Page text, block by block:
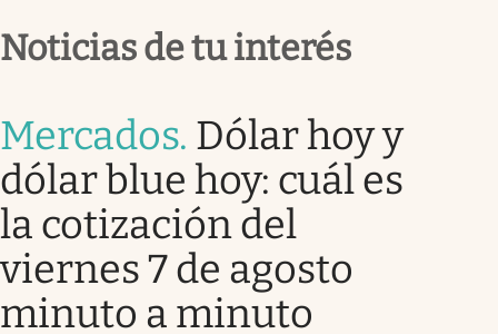
Noticias de tu interés
Mercados. Dólar hoy y
dólar blue hoy: cuál es
la cotización del
viernes 7 de agosto
minuto a minuto